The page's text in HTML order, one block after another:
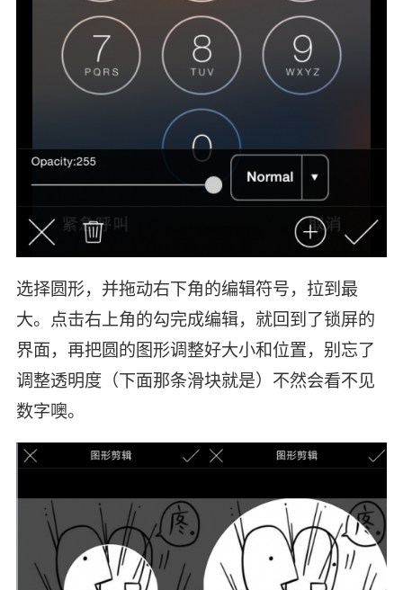
选择圆形，并拖动右下角的编辑符号，拉到最
大。点击右上角的勾完成编辑，就回到了锁屏的
界面，再把圆的图形调整好大小和位置，别忘了
调整透明度（下面那条滑块就是）不然会看不见
数字噢。